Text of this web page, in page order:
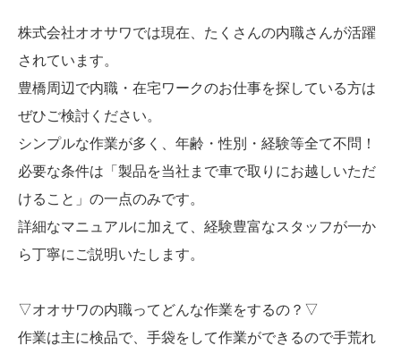
株式会社オオサワでは現在、たくさんの内職さんが活躍
されています。
豊橋周辺で内職・在宅ワークのお仕事を探している方は
ぜひご検討ください。
シンプルな作業が多く、年齢・性別・経験等全て不問！
必要な条件は「製品を当社まで車で取りにお越しいただ
けること」の一点のみです。
詳細なマニュアルに加えて、経験豊富なスタッフが一か
ら丁寧にご説明いたします。
▽オオサワの内職ってどんな作業をするの？▽
作業は主に検品で、手袋をして作業ができるので手荒れ